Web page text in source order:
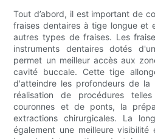
Tout d’abord, il est important de
fraises dentaires à tige longue et
autres types de fraises. Les
instruments dentaires dotés
permet un meilleur accès aux
cavité buccale. Cette tige
d'atteindre les profondeurs de
réalisation de procédures
couronnes et de ponts, la
extractions chirurgicales. La
également une meilleure visibilité